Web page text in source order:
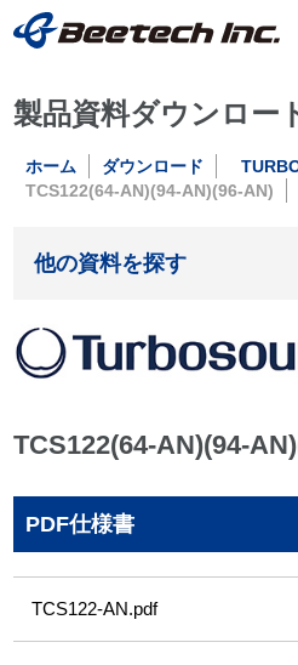
製品資料ダウンロー
ホーム ダウンロード
TCS122(64-AN)(94-AN)(96-AN)
他の資料を探す
TCS122(64-AN)(94-
PDF仕様書
TCS122-AN.pdf